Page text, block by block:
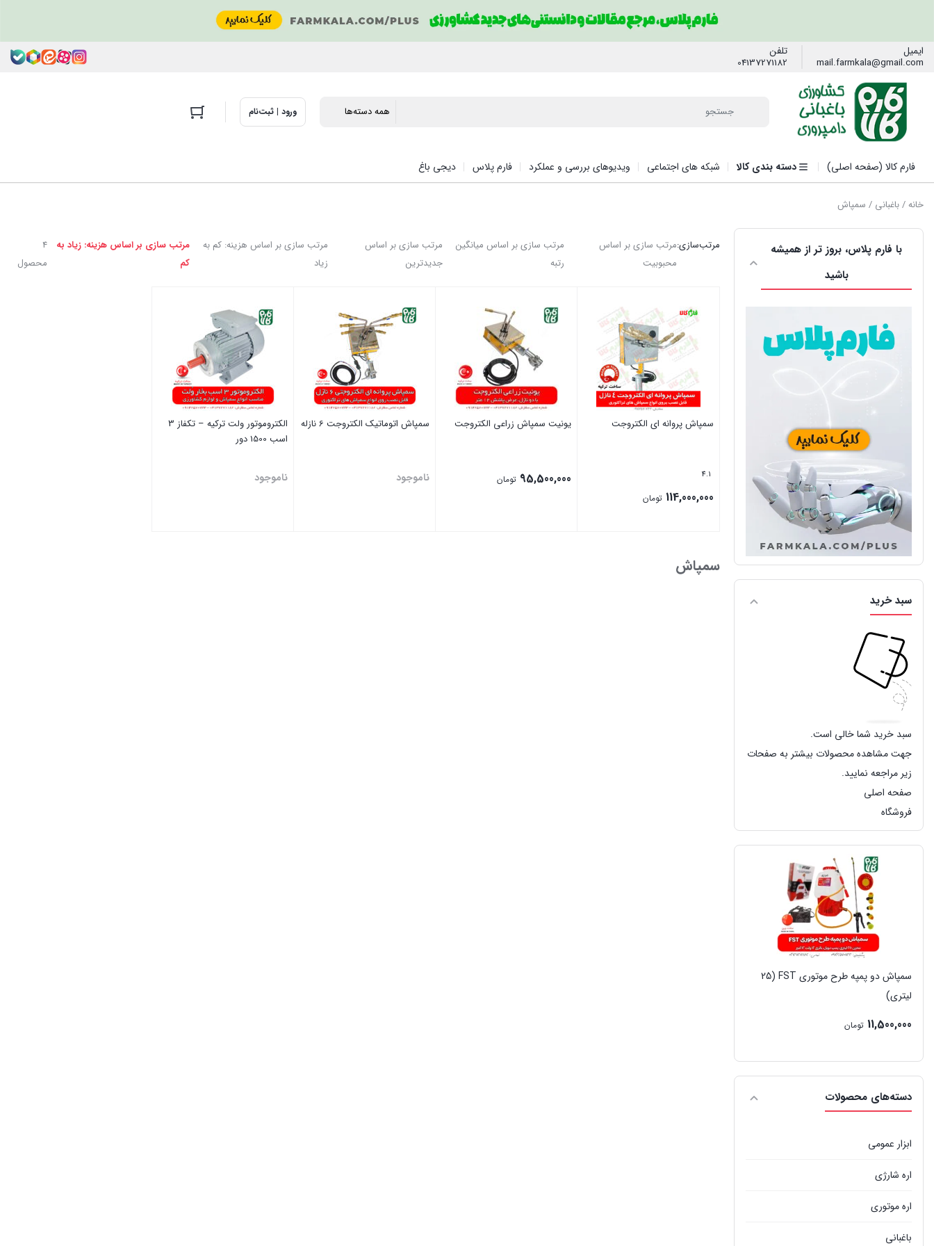
ایمیل
mail.farmkala@gmail.com
تلفن
04137271182
ورود | ثبت‌نام
فارم کالا (صفحه اصلی) دسته بندی کالا شبکه های اجتماعی ویدیوهای بررسی و عملکرد فارم پلاس دیجی باغ
خانه/باغبانی / سمپاش
با فارم پلاس، بروز تر از همیشه
باشید
سبد خرید
سبد خرید شما خالی است.
جهت مشاهده محصولات بیشتر به صفحات
زیر مراجعه نمایید.
صفحه اصلی
فروشگاه
سمپاش دو پمپه طرح موتوری FST (25
لیتری)
11,500,000 تومان
دسته‌های محصولات
ابزار عمومی
اره شارژی
اره موتوری
باغبانی
4
محصول
مرتب‌سازی:مرتب سازی بر اساس
محبوبیت
مرتب سازی بر اساس میانگین
رتبه
مرتب سازی بر اساس
جدیدترین
مرتب سازی بر اساس هزینه: کم به
زیاد
مرتب سازی بر اساس هزینه: زیاد به
کم
سمپاش پروانه ای الکتروجت
4.1
114,000,000 تومان
یونیت سمپاش زراعی الکتروجت
95,500,000 تومان
سمپاش اتوماتیک الکتروجت 6 نازله
ناموجود
الکتروموتور ولت ترکیه – تکفاز 3
اسب 1500 دور
ناموجود
سمپاش